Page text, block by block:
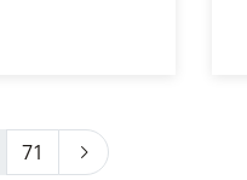
71 Next